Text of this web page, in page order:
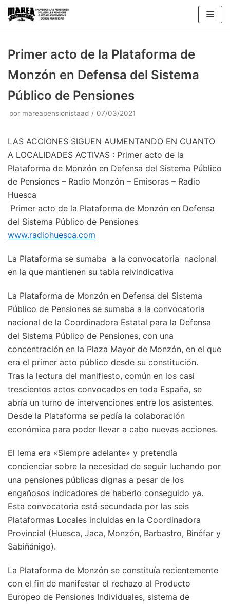
Saltar
Primer acto de la Plataforma de
Monzón en Defensa del Sistema
Público de Pensiones
por mareapensionistaad 07/03/2021
LAS ACCIONES SIGUEN AUMENTANDO EN CUANTO
A LOCALIDADES ACTIVAS : Primer acto de la
Plataforma de Monzón en Defensa del Sistema Público
de Pensiones – Radio Monzón – Emisoras – Radio
Huesca
Primer acto de la Plataforma de Monzón en Defensa
del Sistema Público de Pensiones
www.radiohuesca.com
La Plataforma se sumaba a la convocatoria nacional
en la que mantienen su tabla reivindicativa
La Plataforma de Monzón en Defensa del Sistema
Público de Pensiones se sumaba a la convocatoria
nacional de la Coordinadora Estatal para la Defensa
del Sistema Público de Pensiones, con una
concentración en la Plaza Mayor de Monzón, en el que
era el primer acto público desde su constitución.
Tras la lectura del manifiesto, común en los casi
trescientos actos convocados en toda España, se
abría un turno de intervenciones entre los asistentes.
Desde la Plataforma se pedía la colaboración
económica para poder llevar a cabo nuevas acciones.
El lema era «Siempre adelante» y pretendía
concienciar sobre la necesidad de seguir luchando por
una pensiones públicas dignas a pesar de los
engañosos indicadores de haberlo conseguido ya.
Esta convocatoria está secundada por las seis
Plataformas Locales incluidas en la Coordinadora
Provincial (Huesca, Jaca, Monzón, Barbastro, Binéfar y
Sabiñánigo).
La Plataforma de Monzón se constituía recientemente
con el fin de manifestar el rechazo al Producto
Europeo de Pensiones Individuales, sistema de